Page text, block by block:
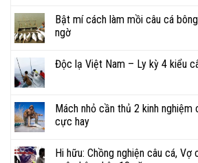
Bật mí cách làm mồi câu cá
ngờ
Độc lạ Việt Nam – Ly kỳ 4 kiểu
Mách nhỏ cần thủ 2 kinh nghiệm
cực hay
Hi hữu: Chồng nghiện câu cá, Vợ